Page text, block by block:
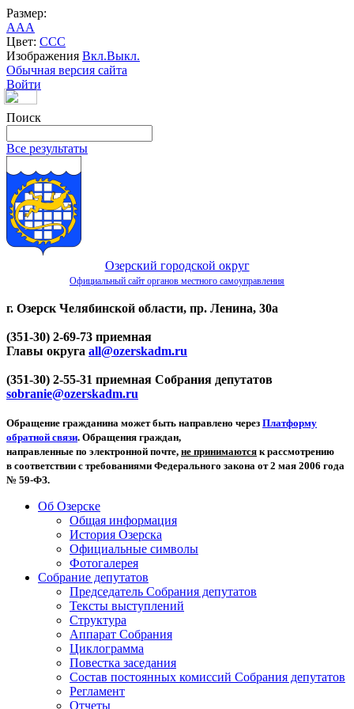
Размер:
AAA
Цвет: CCC
Изображения Вкл.Выкл.
Обычная версия сайта
Войти
Поиск
Все результаты
Озерский городской округ
Официальный сайт органов местного самоуправления
г. Озерск Челябинской области, пр. Ленина, 30а
(351-30) 2-69-73 приемная
Главы округа all@ozerskadm.ru
(351-30) 2-55-31 приемная Собрания депутатов
sobranie@ozerskadm.ru
Обращение гражданина может быть направлено через Платформу
обратной связи. Обращения граждан,
направленные по электронной почте, не принимаются к рассмотрению
в соответствии с требованиями Федерального закона от 2 мая 2006 года
№ 59-ФЗ.
Об Озерске
Общая информация
История Озерска
Официальные символы
Фотогалерея
Собрание депутатов
Председатель Собрания депутатов
Тексты выступлений
Структура
Аппарат Собрания
Циклограмма
Повестка заседания
Состав постоянных комиссий Собрания депутатов
Регламент
Отчеты